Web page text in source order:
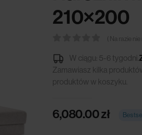
210×200
( Na razie
W ciągu: 5-6 tygodni.
Zamawiasz kilka
produktów w koszyku.
6,080.00zł